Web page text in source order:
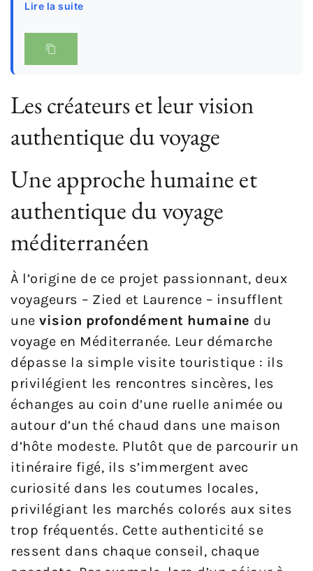
Lire la suite
Les créateurs et leur vision
authentique du voyage
Une approche humaine et
authentique du voyage
méditerranéen
À l’origine de ce projet passionnant, deux
voyageurs – Zied et Laurence – insufflent
une vision profondément humaine du
voyage en Méditerranée. Leur démarche
dépasse la simple visite touristique : ils
privilégient les rencontres sincères, les
échanges au coin d’une ruelle animée ou
autour d’un thé chaud dans une maison
d’hôte modeste. Plutôt que de parcourir un
itinéraire figé, ils s’immergent avec
curiosité dans les coutumes locales,
privilégiant les marchés colorés aux sites
trop fréquentés. Cette authenticité se
ressent dans chaque conseil, chaque